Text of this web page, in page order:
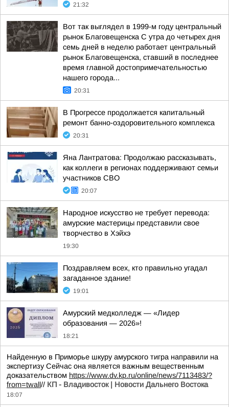
21:32
Вот так выглядел в 1999-м году центральный
рынок Благовещенска С утра до четырех дня
семь дней в неделю работает центральный
рынок Благовещенска, ставший в последнее
время главной достопримечательностью
нашего города...
20:31
В Прогрессе продолжается капитальный
ремонт банно-оздоровительного комплекса
20:31
Яна Лантратова: Продолжаю рассказывать,
как коллеги в регионах поддерживают семьи
участников СВО
20:07
Народное искусство не требует перевода:
амурские мастерицы представили свое
творчество в Хэйхэ
19:30
Поздравляем всех, кто правильно угадал
загаданное здание!
19:01
Амурский медколледж — «Лидер
образования — 2026»!
18:21
Найденную в Приморье шкуру амурского тигра направили на
экспертизу Сейчас она является важным вещественным
доказательством https://www.dv.kp.ru/online/news/7113483/?
from=twall// КП - Владивосток | Новости Дальнего Востока
18:07